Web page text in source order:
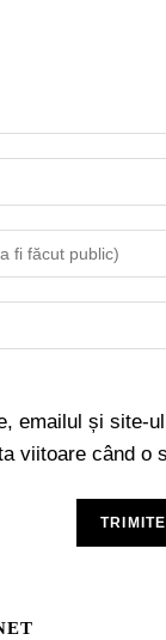
emailul și site-
viitoare când o